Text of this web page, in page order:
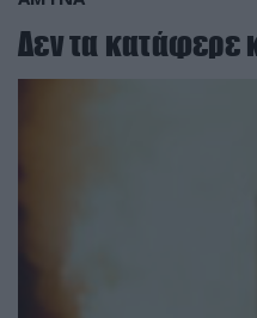
Δεν τα κατάφερε